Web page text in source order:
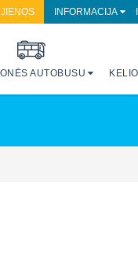
INFORMACIJA
AUTOBUSU